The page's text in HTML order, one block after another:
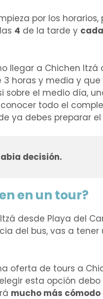
por los horarios,
4 de la tarde y
llegar a Chichen Itzá
horas y media y
sobre el medio día,
todo el
ya debes preparar el
decisión.
en un tour?
desde Playa del
del bus, vas a
oferta de tours a
esta opción
mucho más cómodo